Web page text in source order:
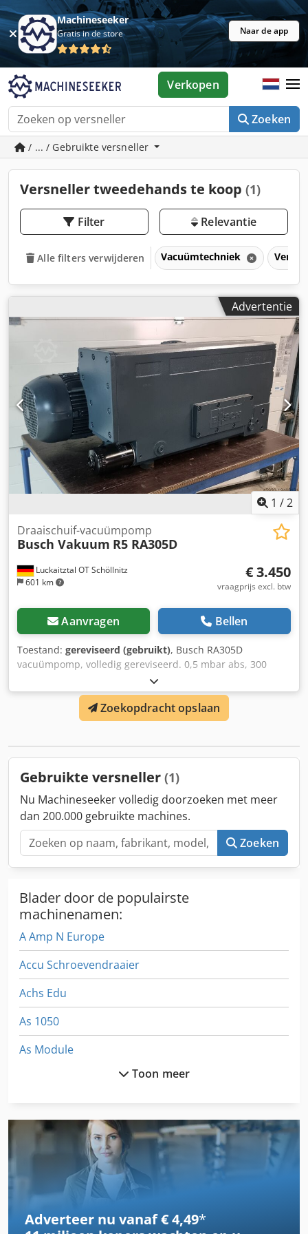
Machineseeker
Gratis in de store Naar de app
Zoeken
Verkopen
/ ... / Gebruikte versneller
Versneller tweedehands te koop (1)
Filter Relevantie
Alle filters verwijderen Vacuümtechniek
Advertentie
1 /2
Luckaitztal OT Schöllnitz
601 km
Draaischuif-vacuümpomp
Busch Vakuum R5 RA305D
€ 3.450
vraagprijs excl. btw
Aanvragen Bellen
Toestand: gereviseerd (gebruikt), Busch RA305D
vacuümpomp, volledig gereviseerd. 0,5 mbar abs, 300
cm³/h, direct uit voorraad leverbaar. Csdpjwv Rbdefx Ah
Ajrf
Zoekopdracht opslaan
Gebruikte versneller (1)
Nu Machineseeker volledig doorzoeken met meer
dan 200.000 gebruikte machines.
Zoeken
Blader door de populairste
machinenamen:
A Amp N Europe
Accu Schroevendraaier
Achs Edu
As 1050
As Module
Druk Op
Elektrische Aandrijving
Fngj 20
Generator
Toon meer
Adverteer nu vanaf € 4,49*